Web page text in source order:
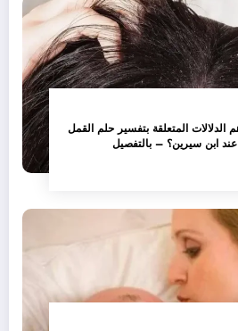
المتعلقة بتفسير حلم القمل
ابن سيرين؟ – بالتفصيل